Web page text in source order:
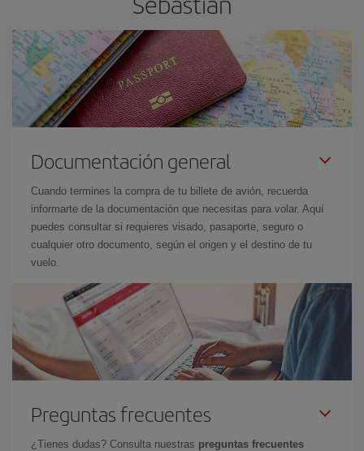
Documentación general
Cuando termines la compra de tu billete de avión, recuerda
informarte de la documentación que necesitas para volar. Aquí
puedes consultar si requieres visado, pasaporte, seguro o
cualquier otro documento, según el origen y el destino de tu
vuelo.
Preguntas frecuentes
¿Tienes dudas? Consulta nuestras preguntas frecuentes